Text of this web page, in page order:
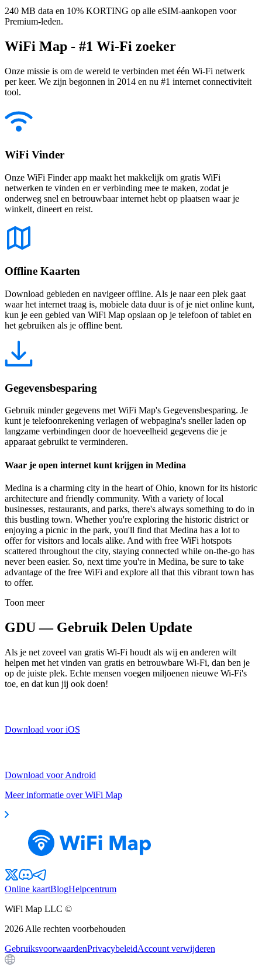
240 MB data en 10% KORTING op alle eSIM-aankopen voor
Premium-leden.
WiFi Map - #1 Wi-Fi zoeker
Onze missie is om de wereld te verbinden met één Wi-Fi netwerk
per keer. We zijn begonnen in 2014 en nu #1 internet connectiviteit
tool.
WiFi Vinder
Onze WiFi Finder app maakt het makkelijk om gratis WiFi
netwerken te vinden en er verbinding mee te maken, zodat je
onderweg snel en betrouwbaar internet hebt op plaatsen waar je
winkelt, dineert en reist.
Offline Kaarten
Download gebieden en navigeer offline. Als je naar een plek gaat
waar het internet traag is, mobiele data duur is of je niet online kunt,
kun je een gebied van WiFi Map opslaan op je telefoon of tablet en
het gebruiken als je offline bent.
Gegevensbesparing
Gebruik minder gegevens met WiFi Map's Gegevensbesparing. Je
kunt je telefoonrekening verlagen of webpagina's sneller laden op
langzame verbindingen door de hoeveelheid gegevens die je
apparaat gebruikt te verminderen.
Waar je open internet kunt krijgen in Medina
Medina is a charming city in the heart of Ohio, known for its historic
architecture and friendly community. With a variety of local
businesses, restaurants, and parks, there's always something to do in
this bustling town. Whether you're exploring the historic district or
enjoying a picnic in the park, you'll find that Medina has a lot to
offer for visitors and locals alike. And with free WiFi hotspots
scattered throughout the city, staying connected while on-the-go has
never been easier. So, next time you're in Medina, be sure to take
advantage of the free WiFi and explore all that this vibrant town has
to offer.
Toon meer
GDU — Gebruik Delen Update
Als je net zoveel van gratis Wi-Fi houdt als wij en anderen wilt
helpen met het vinden van gratis en betrouwbare Wi-Fi, dan ben je
op de juiste plek. Echte mensen voegen miljoenen nieuwe Wi-Fi's
toe, en dat kun jij ook doen!
Download voor iOS
Download voor Android
Meer informatie over WiFi Map
Online kaartBlogHelpcentrum
WiFi Map LLC ©
2026 Alle rechten voorbehouden
GebruiksvoorwaardenPrivacybeleidAccount verwijderen